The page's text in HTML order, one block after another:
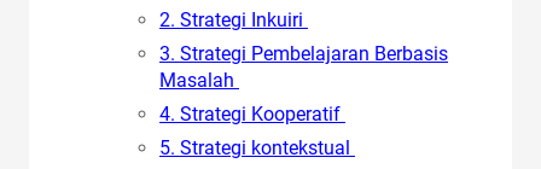
2. Strategi Inkuiri
3. Strategi Pembelajaran Berbasis
Masalah
4. Strategi Kooperatif
5. Strategi kontekstual